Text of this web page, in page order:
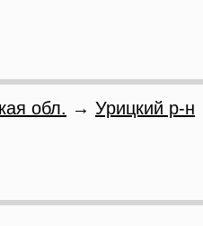
обл. → Урицкий р-н